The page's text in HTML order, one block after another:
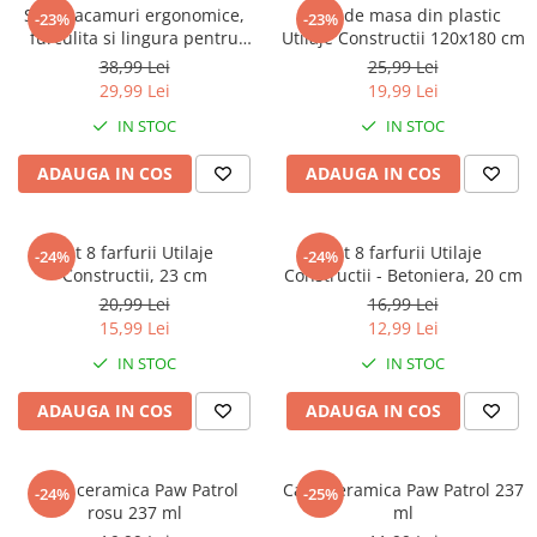
Captain america
Bakugan
Liga Dreptatii
Buzz Lightyear
My Little Pony
Planes
EplusM
Tom & Jerry
Transformers
Top Wings
Incaltaminte baieti
Ghete si cizme baieti
Pantofi baieti
Papuci si slapi baieti
Sandale baieti
Marvel
Monsters Inc.
La casa de papel
Nasa
Kids Euroswan
Rainbow High
Garfield
Nightmare before Christmas
EplusM
Perletti
Arditex
-23%
Set 2 tacamuri ergonomice,
furculita si lingura pentru
copii Unicorn 20x7 cm
38,99 Lei
29,99 Lei
IN STOC
ADAUGA IN COS
-23%
Fata de masa din plastic
Utilaje Constructii 120x180 cm
25,99 Lei
19,99 Lei
IN STOC
ADAUGA IN COS
-24%Set 8 farfurii Utilaje
Constructii, 23 cm
20,99 Lei
15,99 Lei
IN STOC
ADAUGA IN COS
-24%Set 8 farfurii Utilaje
Constructii - Betoniera, 20 cm
16,99 Lei
12,99 Lei
IN STOC
ADAUGA IN COS
-24%
Cana ceramica Paw Patrol
rosu 237 ml
-25%
Cana ceramica Paw Patrol 237
ml